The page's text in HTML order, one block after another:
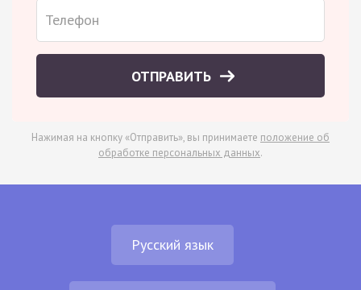
ОТПРАВИТЬ
Нажимая на кнопку «Отправить», вы принимаете положение об
обработке персональных данных.
Русский язык